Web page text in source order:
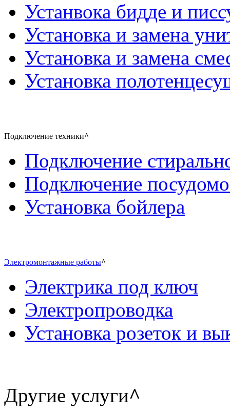
Устанвока бидде и
Установка и замена
Установка и замена
Установка
Подключение техники^
Подключение
Подключение
Установка бойлера
Электромонтажные работы^
Электрика под ключ
Электропроводка
Установка розеток и
Другие услуги^